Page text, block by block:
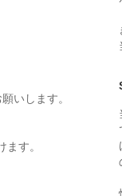
いします。
す。